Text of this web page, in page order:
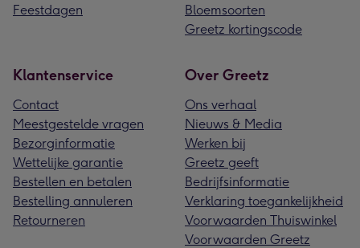
Feestdagen
Bloemsoorten
Greetz kortingscode
Klantenservice
Contact
Meestgestelde vragen
Bezorginformatie
Wettelijke garantie
Bestellen en betalen
Bestelling annuleren
Retourneren
Over Greetz
Ons verhaal
Nieuws & Media
Werken bij
Greetz geeft
Bedrijfsinformatie
Verklaring toegankelijkheid
Voorwaarden Thuiswinkel
Voorwaarden Greetz